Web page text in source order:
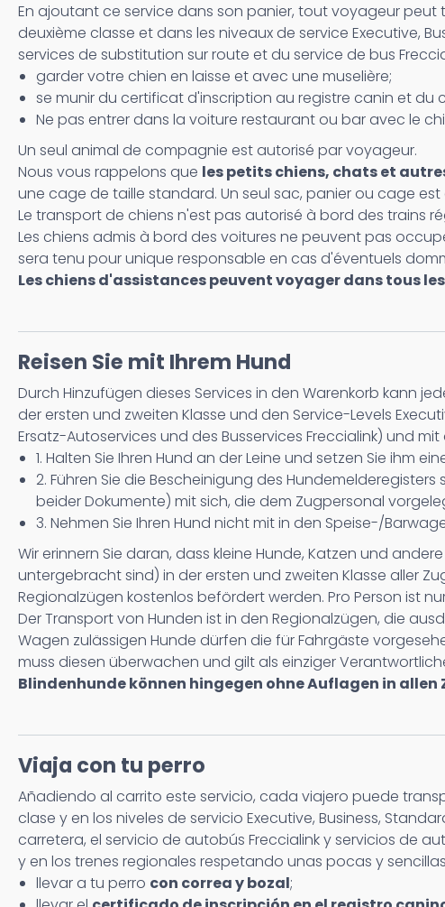
En ajoutant ce service dans son panier, tout voyageur
deuxième classe et dans les niveaux de service Executive,
services de substitution sur route et du service de bus
garder votre chien en laisse et avec une muselière;
se munir du certificat d'inscription au registre canin et
Ne pas entrer dans la voiture restaurant ou bar avec le
Un seul animal de compagnie est autorisé par voyageur.
Nous vous rappelons que les petits chiens, chats et
une cage de taille standard. Un seul sac, panier ou cage
Le transport de chiens n'est pas autorisé à bord des trains
Les chiens admis à bord des voitures ne peuvent pas
sera tenu pour unique responsable en cas d'éventuels
Les chiens d'assistances peuvent voyager dans tous
Reisen Sie mit Ihrem Hund
Durch Hinzufügen dieses Services in den Warenkorb kann
der ersten und zweiten Klasse und den Service-Levels
Ersatz-Autoservices und des Busservices Freccialink) und
1. Halten Sie Ihren Hund an der Leine und setzen Sie ihm
2. Führen Sie die Bescheinigung des
beider Dokumente) mit sich, die dem Zugpersonal
3. Nehmen Sie Ihren Hund nicht mit in den Speise-/
Wir erinnern Sie daran, dass kleine Hunde, Katzen und
untergebracht sind) in der ersten und zweiten Klasse aller
Regionalzügen kostenlos befördert werden. Pro Person ist
Der Transport von Hunden ist in den Regionalzügen, die
Wagen zulässigen Hunde dürfen die für Fahrgäste
muss diesen überwachen und gilt als einziger
Blindenhunde können hingegen ohne Auflagen in allen
Viaja con tu perro
Añadiendo al carrito este servicio, cada viajero puede
clase y en los niveles de servicio Executive, Business,
carretera, el servicio de autobús Freccialink y servicios de
y en los trenes regionales respetando unas pocas y
llevar a tu perro con correa y bozal;